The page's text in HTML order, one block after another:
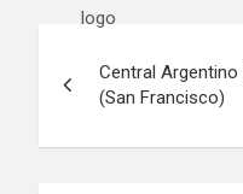
de
entradas
Central
(San Francisco)